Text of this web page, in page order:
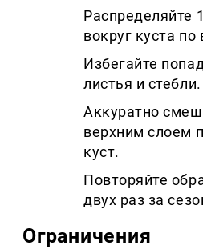
Распределяйте
вокруг куста
Избегайте
листья и стебли.
Аккуратно
верхним слоем
куст.
Повторяйте
двух раз за
Ограничения